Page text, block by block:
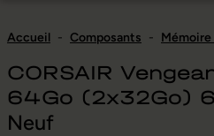
Accueil - Composants - Mémoire
CORSAIR
64Go (2x32Go)
Neuf